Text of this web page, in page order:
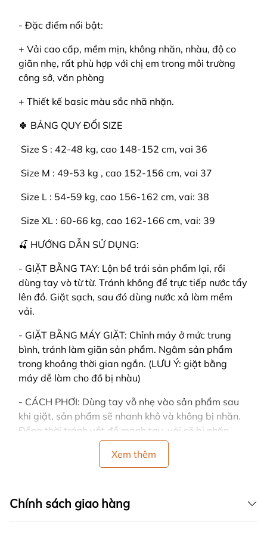
- Đặc điểm nổi bật:
+ Vải cao cấp, mềm mịn, không nhăn, nhàu, độ co
giãn nhẹ, rất phù hợp với chị em trong môi trường
công sở, văn phòng
+ Thiết kế basic màu sắc nhã nhặn.
🍀 BẢNG QUY ĐỔI SIZE
️ Size S : 42-48 kg, cao 148-152 cm, vai 36
️ Size M : 49-53 kg , cao 152-156 cm, vai 37
️ Size L : 54-59 kg, cao 156-162 cm, vai: 38
️ Size XL : 60-66 kg, cao 162-166 cm, vai: 39
🍒 HƯỚNG DẪN SỬ DỤNG:
- GIẶT BẰNG TAY: Lộn bề trái sản phẩm lại, rồi
dùng tay vò từ từ. Tránh không để trực tiếp nước tẩy
lên đồ. Giặt sạch, sau đó dùng nước xả làm mềm
vải.
- GIẶT BẰNG MÁY GIẶT: Chỉnh máy ở mức trung
bình, tránh làm giãn sản phẩm. Ngâm sản phẩm
trong khoảng thời gian ngắn. (LƯU Ý: giặt bằng
máy dễ làm cho đồ bị nhàu)
- CÁCH PHƠI: Dùng tay vỗ nhẹ vào sản phẩm sau
khi giặt, sản phẩm sẽ nhanh khô và không bị nhăn.
Đồng thời tránh vắt đồ mạnh tay, vải sẽ bị nhăn.
- Nên phơi ở nơi có nhiều gió, trải thẳng khi phơi và
tránh nơi có ánh nắng gay gắt hoặc trực tiếp, sản
- Nên phân loại quần áo cùng màu, cùng chất liệu
Xem thêm
Chính sách giao hàng